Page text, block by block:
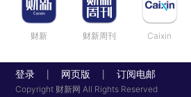
财新 财新周刊 Caixin
登录 网页版 订阅电邮
Copyright 财新网 All Rights Reserved